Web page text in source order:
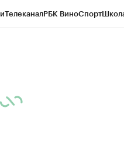
ТелеканалРБК ВиноСпорт